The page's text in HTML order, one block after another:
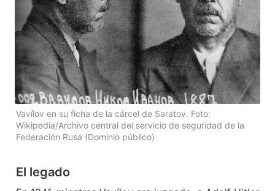
Vavílov en su ficha de la cárcel de Saratov. Foto:
Wikipedia/Archivo central del servicio de seguridad de la
Federación Rusa (Dominio público)
El legado